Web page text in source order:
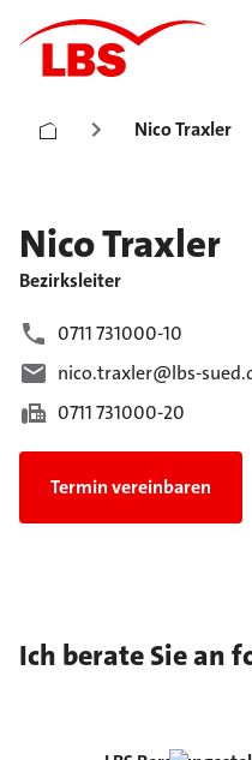
Nico Traxler
NicoTraxler
Bezirksleiter
0711 731000-10
nico.traxler@lbs-
0711 731000-20
Termin vereinbaren
Ich berate Sie an